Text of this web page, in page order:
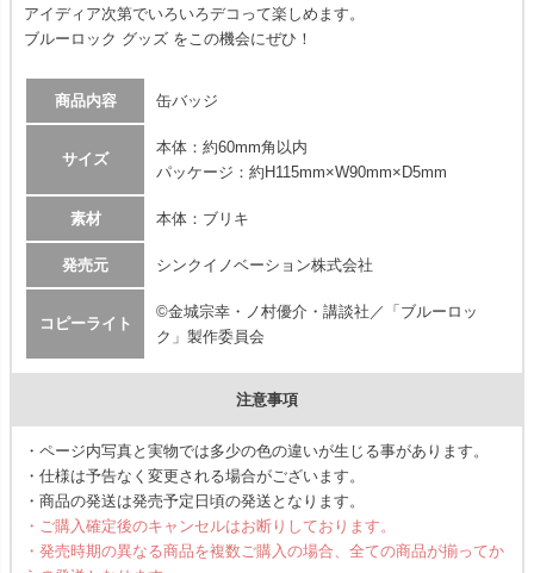
アイディア次第でいろいろデコって楽しめます。
ブルーロック グッズ をこの機会にぜひ！
商品内容 缶バッジ
サイズ
本体：約60mm角以内
パッケージ：約H115mm×W90mm×D5mm
素材 本体：ブリキ
発売元 シンクイノベーション株式会社
コピーライト
©金城宗幸・ノ村優介・講談社／「ブルーロッ
ク」製作委員会
注意事項
・ページ内写真と実物では多少の色の違いが生じる事があります。
・仕様は予告なく変更される場合がございます。
・商品の発送は発売予定日頃の発送となります。
・ご購入確定後のキャンセルはお断りしております。
・発売時期の異なる商品を複数ご購入の場合、全ての商品が揃ってか